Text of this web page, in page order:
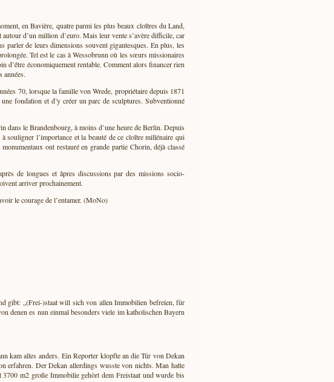
en Bavière, quatre parmi les plus beaux cloîtres du Land,
d’un million d’euro. Mais leur vente s’avère difficile, car
parler de leurs dimensions souvent gigantesques. En plus, les
Tel est le cas à Wessobrunn où les sœurs missionaires
d’être économiquement rentable. Comment alors financer rien
années.
70, lorsque la famille von Wrede, propriétaire depuis 1871
fondation et d’y créer un parc de sculptures. Subventionné
dans le Brandenbourg, à moins d’une heure de Berlin. Depuis
souligner l’importance et la beauté de ce cloître millénaire qui
ont restauré en grande partie Chorin, déjà classé
de longues et âpres discussions par des missions socio-
arriver prochainement.
le courage de l’entamer. (MoNo)
gibt: „(Frei-)staat will sich von allen Immobilien befreien, für
denen es nun einmal besonders viele im katholischen Bayern
kam alles anders. Ein Reporter klopfte an die Tür von Dekan
erfahren. Der Dekan allerdings wusste von nichts. Man hatte
m2 große Immobilie gehört dem Freistaat und wurde bis